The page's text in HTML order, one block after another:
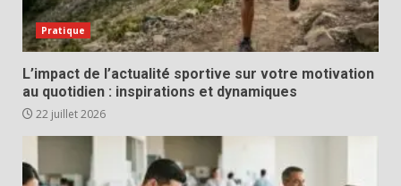
Pratique
L’impact de l’actualité sportive sur votre motivation
au quotidien : inspirations et dynamiques
22 juillet 2026